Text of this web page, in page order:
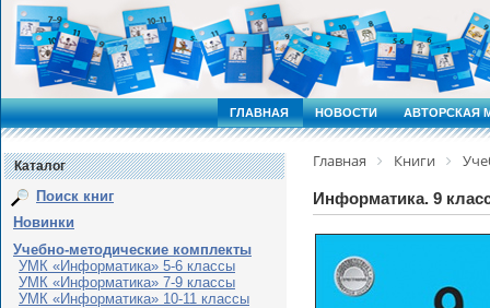
ГЛАВНАЯ НОВОСТИ АВТОРСКАЯ
Каталог
Поиск книг
Новинки
Учебно-методические комплекты
УМК «Информатика» 5-6 классы
УМК «Информатика» 7-9 классы
УМК «Информатика» 10-11 классы
Главная Книги
Информатика. 9